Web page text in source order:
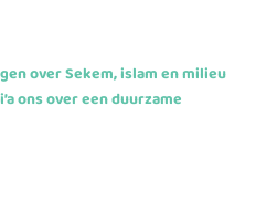
over Sekem, islam en milieu
ons over een duurzame